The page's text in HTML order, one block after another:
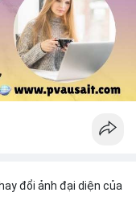
#lenhmuasol
đổi ảnh đại diện của